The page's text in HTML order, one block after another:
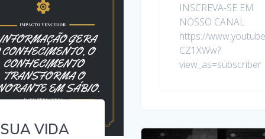
INSCREVA-SE EM
NOSSO CANAL
https://
CZ1XWw?
view_as=subscriber
SUA VIDA